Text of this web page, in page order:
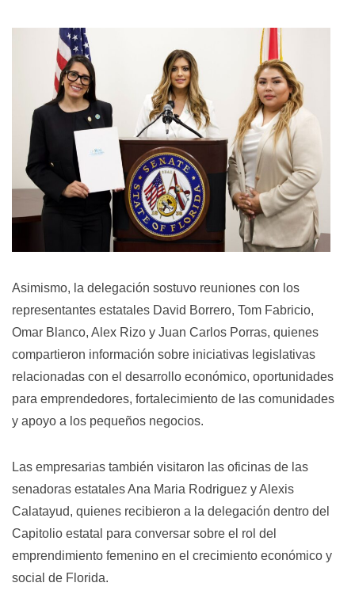
Asimismo, la delegación sostuvo reuniones con los
representantes estatales David Borrero, Tom Fabricio,
Omar Blanco, Alex Rizo y Juan Carlos Porras, quienes
compartieron información sobre iniciativas legislativas
relacionadas con el desarrollo económico, oportunidades
para emprendedores, fortalecimiento de las comunidades
y apoyo a los pequeños negocios.
Las empresarias también visitaron las oficinas de las
senadoras estatales Ana Maria Rodriguez y Alexis
Calatayud, quienes recibieron a la delegación dentro del
Capitolio estatal para conversar sobre el rol del
emprendimiento femenino en el crecimiento económico y
social de Florida.